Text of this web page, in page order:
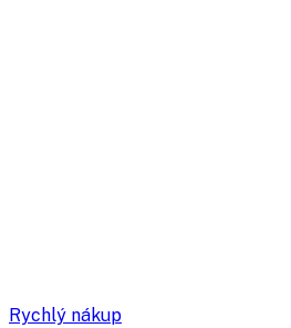
Rychlý nákup